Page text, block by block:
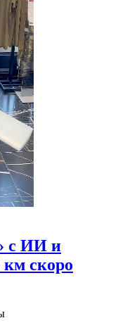
с ИИ и
скоро